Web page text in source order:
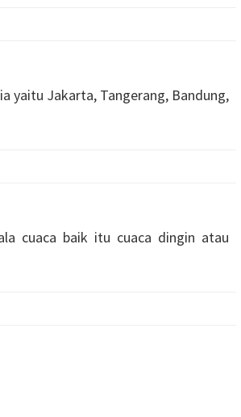
yaitu Jakarta, Tangerang, Bandung,
cuaca baik itu cuaca dingin atau